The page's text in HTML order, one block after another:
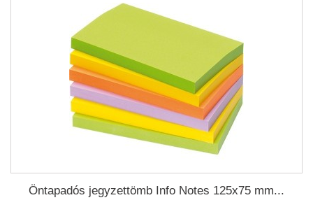
Öntapadós jegyzettömb Info Notes 125x75 mm...